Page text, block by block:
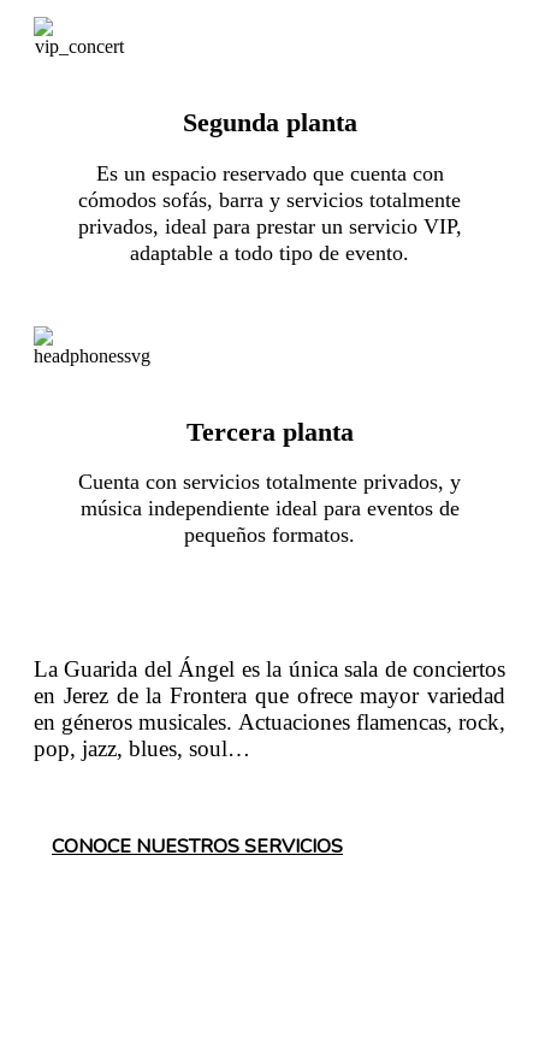
Segunda planta
Es un espacio reservado que cuenta con
cómodos sofás, barra y servicios totalmente
privados, ideal para prestar un servicio VIP,
adaptable a todo tipo de evento.
Tercera planta
Cuenta con servicios totalmente privados, y
música independiente ideal para eventos de
pequeños formatos.
La Guarida del Ángel es la única sala de conciertos
en Jerez de la Frontera que ofrece mayor variedad
en géneros musicales. Actuaciones flamencas, rock,
pop, jazz, blues, soul…
CONOCE NUESTROS SERVICIOS